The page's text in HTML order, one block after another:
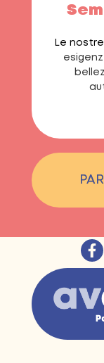
Le